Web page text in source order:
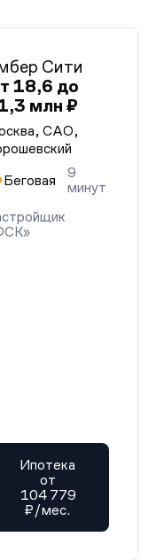
Сити
18,6 до
млн ₽
САО,
Беговая
9
минут
Ипотека
от
104 779
₽/мес.